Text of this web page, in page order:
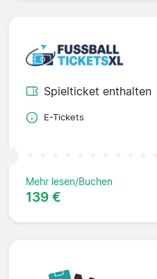
Spielticket enthalten
E-Tickets
Mehr lesen/Buchen
139 €